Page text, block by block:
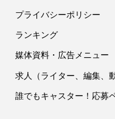
プライバシーポリシー
ランキング
媒体資料・広告メニュー
求人（ライター、編集、
誰でもキャスター！応募